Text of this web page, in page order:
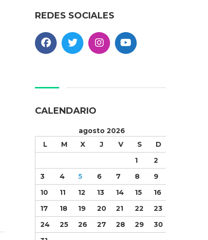
REDES SOCIALES
CALENDARIO
agosto 2026
L
M X J V S
D
1
2
3
4 5 6 7 8
9
10
11 12 13 14 15
16
17
18 19 20 21 22
23
24
25 26 27 28 29
30